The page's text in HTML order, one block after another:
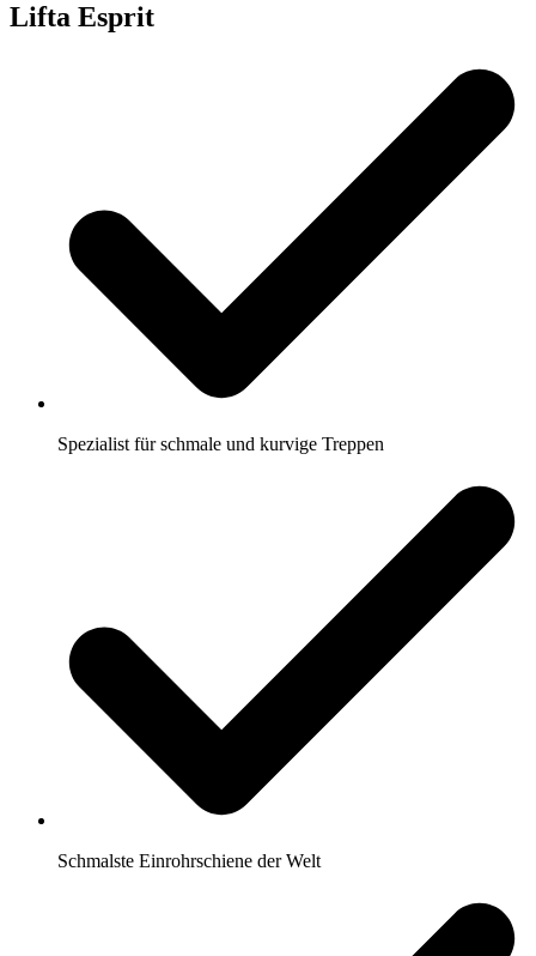
Lifta Esprit
Spezialist für schmale und kurvige Treppen
Schmalste Einrohrschiene der Welt